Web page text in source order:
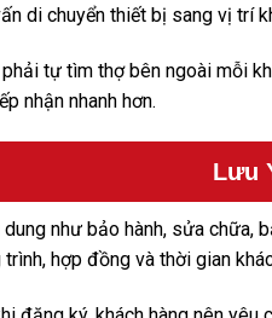
di chuyển thiết bị sang vị trí
tự tìm thợ bên ngoài mỗi
nhận nhanh hơn.
Lưu
dung như bảo hành, sửa
hợp đồng và thời gian